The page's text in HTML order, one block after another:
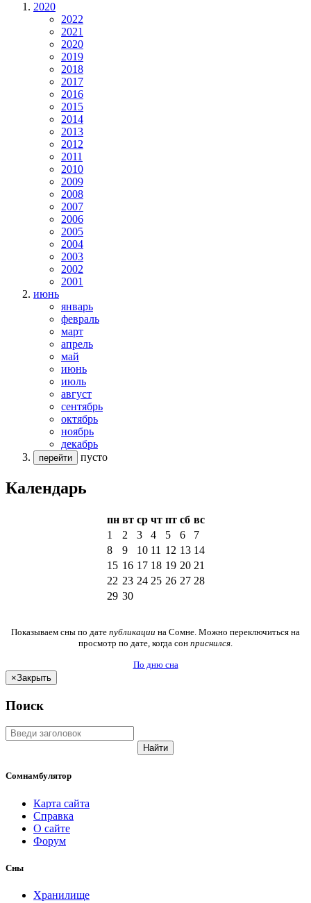
2020
2022
2021
2020
2019
2018
2017
2016
2015
2014
2013
2012
2011
2010
2009
2008
2007
2006
2005
2004
2003
2002
2001
июнь
январь
февраль
март
апрель
май
июнь
июль
август
сентябрь
октябрь
ноябрь
декабрь
перейти пусто
Календарь
пн вт ср чт пт сб вс
1
2 3 4 5 6
7
8
9 10 11 12 13 14
15 16 17 18 19 20 21
22 23 24 25 26 27 28
29 30
Показываем сны по дате публикации на Сомне. Можно переключиться на
просмотр по дате, когда сон приснился
По дню сна
×Закрыть
Поиск
Найти
Сомнамбулятор
Карта сайта
Справка
О сайте
Форум
Сны
Хранилище